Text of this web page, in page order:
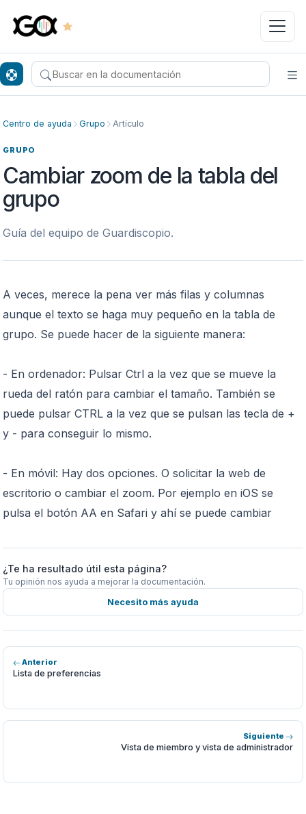
Buscar en el centro de ayuda
Centro de ayuda Grupo Artículo
GRUPO
Cambiar zoom de la tabla del
grupo
Guía del equipo de Guardiscopio.
A veces, merece la pena ver más filas y columnas
aunque el texto se haga muy pequeño en la tabla de
grupo. Se puede hacer de la siguiente manera:
- En ordenador: Pulsar Ctrl a la vez que se mueve la
rueda del ratón para cambiar el tamaño. También se
puede pulsar CTRL a la vez que se pulsan las tecla de +
y - para conseguir lo mismo.
- En móvil: Hay dos opciones. O solicitar la web de
escritorio o cambiar el zoom. Por ejemplo en iOS se
pulsa el botón AA en Safari y ahí se puede cambiar
¿Te ha resultado útil esta página?
Tu opinión nos ayuda a mejorar la documentación.
Necesito más ayuda
Anterior
Lista de preferencias
Siguiente
Vista de miembro y vista de administrador